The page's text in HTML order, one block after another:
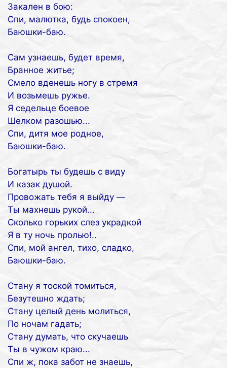
Закален в бою:
Спи, малютка, будь спокоен,
Баюшки-баю.
Сам узнаешь, будет время,
Бранное житье;
Смело вденешь ногу в стремя
И возьмешь ружье.
Я седельце боевое
Шелком разошью...
Спи, дитя мое родное,
Баюшки-баю.
Богатырь ты будешь с виду
И казак душой.
Провожать тебя я выйду —
Ты махнешь рукой...
Сколько горьких слез украдкой
Я в ту ночь пролью!..
Спи, мой ангел, тихо, сладко,
Баюшки-баю.
Стану я тоской томиться,
Безутешно ждать;
Стану целый день молиться,
По ночам гадать;
Стану думать, что скучаешь
Ты в чужом краю...
Спи ж, пока забот не знаешь,